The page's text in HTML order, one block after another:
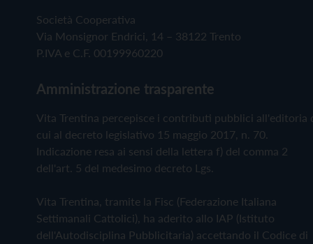
Società Cooperativa
Via Monsignor Endrici, 14 – 38122 Trento
P.IVA e C.F. 00199960220
Amministrazione trasparente
Vita Trentina percepisce i contributi pubblici all'editoria
cui al decreto legislativo 15 maggio 2017, n. 70.
Indicazione resa ai sensi della lettera f) del comma 2
dell'art. 5 del medesimo decreto Lgs.
Vita Trentina, tramite la Fisc (Federazione Italiana
Settimanali Cattolici), ha aderito allo IAP (Istituto
dell'Autodisciplina Pubblicitaria) accettando il Codice di